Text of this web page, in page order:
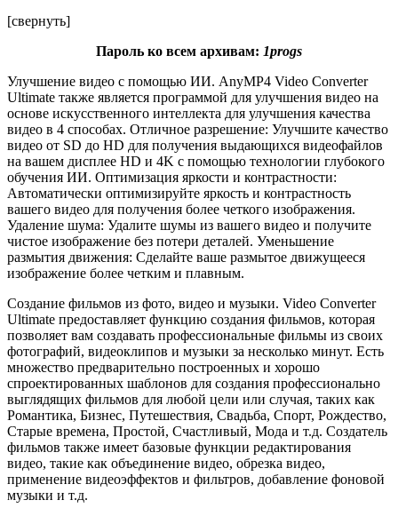
[свернуть]
Пароль ко всем архивам: 1progs
Улучшение видео с помощью ИИ. AnyMP4 Video Converter
Ultimate также является программой для улучшения видео на
основе искусственного интеллекта для улучшения качества
видео в 4 способах. Отличное разрешение: Улучшите качество
видео от SD до HD для получения выдающихся видеофайлов
на вашем дисплее HD и 4K с помощью технологии глубокого
обучения ИИ. Оптимизация яркости и контрастности:
Автоматически оптимизируйте яркость и контрастность
вашего видео для получения более четкого изображения.
Удаление шума: Удалите шумы из вашего видео и получите
чистое изображение без потери деталей. Уменьшение
размытия движения: Сделайте ваше размытое движущееся
изображение более четким и плавным.
Создание фильмов из фото, видео и музыки. Video Converter
Ultimate предоставляет функцию создания фильмов, которая
позволяет вам создавать профессиональные фильмы из своих
фотографий, видеоклипов и музыки за несколько минут. Есть
множество предварительно построенных и хорошо
спроектированных шаблонов для создания профессионально
выглядящих фильмов для любой цели или случая, таких как
Романтика, Бизнес, Путешествия, Свадьба, Спорт, Рождество,
Старые времена, Простой, Счастливый, Мода и т.д. Создатель
фильмов также имеет базовые функции редактирования
видео, такие как объединение видео, обрезка видео,
применение видеоэффектов и фильтров, добавление фоновой
музыки и т.д.